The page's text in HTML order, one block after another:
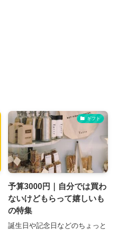
ギフト
予算3000円｜自分では買わ
ないけどもらって嬉しいも
の特集
誕生日や記念日などのちょっと